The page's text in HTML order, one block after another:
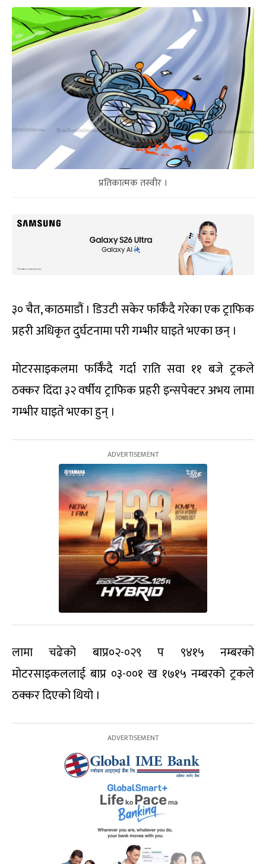
प्रतिकात्मक तस्वीर ।
३० चैत, काठमाडौं । डिउटी सकेर फर्किँदै गरेका एक ट्राफिक
प्रहरी अधिकृत दुर्घटनामा परी गम्भीर घाइते भएका छन् ।
मोटरसाइकलमा फर्किँदै गर्दा राति सवा ११ बजे ट्रकले
ठक्कर दिंदा ३२ वर्षीय ट्राफिक प्रहरी इन्सपेक्टर अभय लामा
गम्भीर घाइते भएका हुन् ।
लामा चढेको बाप्र०२-०२९ प ९४१५ नम्बरको
मोटरसाइकललाई बाप्र ०३-००१ ख १७१५ नम्बरको ट्रकले
ठक्कर दिएको थियो ।